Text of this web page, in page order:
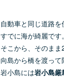
自動車と同じ道路を
すでに海が綺麗です。
そこから、そのまま
向島から橋を渡って
岩小島には岩小島厳